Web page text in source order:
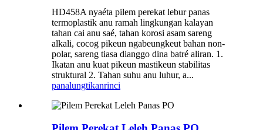
HD458A nyaéta pilem perekat lebur panas
termoplastik anu ramah lingkungan kalayan
tahan cai anu saé, tahan korosi asam sareng
alkali, cocog pikeun ngabeungkeut bahan non-
polar, sareng tiasa dianggo dina batré aliran. 1.
Ikatan anu kuat pikeun mastikeun stabilitas
struktural 2. Tahan suhu anu luhur, a...
panalungtikanrinci